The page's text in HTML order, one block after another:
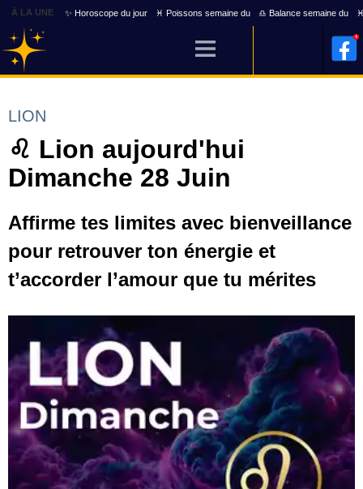
À LA UNE ✨ Horoscope du jour ♓ Poissons semaine du ♎ Balance semaine du
LION
♌ Lion aujourd'hui
Dimanche 28 Juin
Affirme tes limites avec bienveillance
pour retrouver ton énergie et
t’accorder l’amour que tu mérites